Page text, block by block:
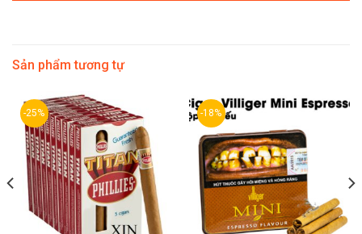
Sản phẩm tương tự
-25% -18%